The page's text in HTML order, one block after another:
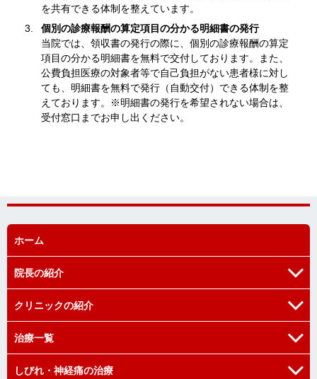
を共有できる体制を整えています。
個別の診療報酬の算定項目の分かる明細書の発行
当院では、領収書の発行の際に、個別の診療報酬の算定
項目の分かる明細書を無料で交付しております。また、
公費負担医療の対象者等で自己負担がない患者様に対し
ても、明細書を無料で発行（自動交付）できる体制を整
えております。※明細書の発行を希望されない場合は、
受付窓口までお申し出ください。
ホーム
院長の紹介
院長の挨拶
院長の経歴
医師を志したきっかけ
クリニックの紹介
当院の強み
当院のご紹介
治療一覧
首・肩の痛み
しびれ・神経痛の治療